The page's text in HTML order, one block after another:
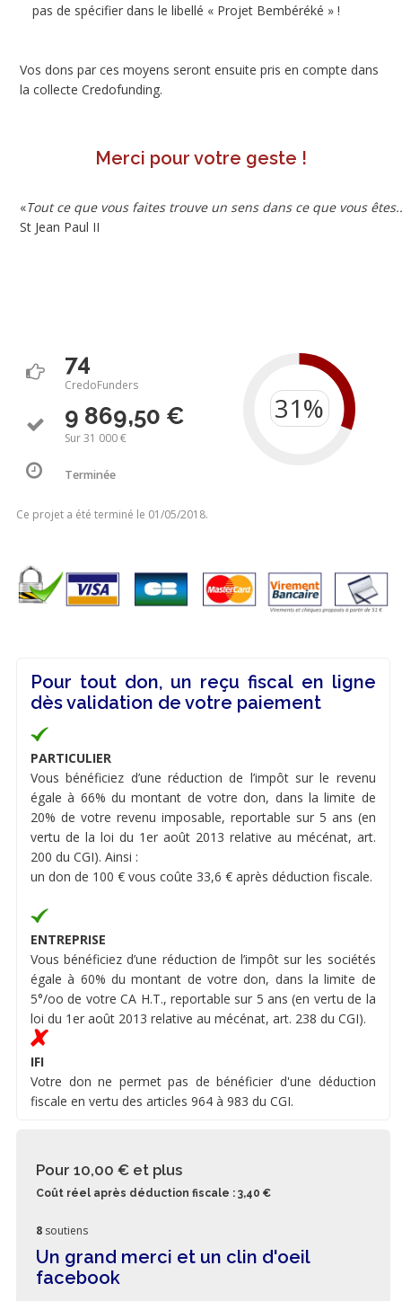
pas de spécifier dans le libellé « Projet Bembéréké » !
Vos dons par ces moyens seront ensuite pris en compte dans
la collecte Credofunding.
Merci pour votre geste !
«Tout ce que vous faites trouve un sens dans ce que vous
St Jean Paul II
74
CredoFunders
9 869,50 €
Sur 31 000 €
Terminée
Ce projet a été terminé le 01/05/2018.
Pour tout don, un reçu fiscal en ligne
dès validation de votre paiement
PARTICULIER
Vous bénéficiez d’une réduction de l’impôt sur le revenu
égale à 66% du montant de votre don, dans la limite de
20% de votre revenu imposable, reportable sur 5 ans (en
vertu de la loi du 1er août 2013 relative au mécénat, art.
200 du CGI). Ainsi :
un don de 100 € vous coûte 33,6 € après déduction fiscale.
ENTREPRISE
Vous bénéficiez d’une réduction de l’impôt sur les sociétés
égale à 60% du montant de votre don, dans la limite de
5°/oo de votre CA H.T., reportable sur 5 ans (en vertu de la
loi du 1er août 2013 relative au mécénat, art. 238 du CGI).
IFI
Votre don ne permet pas de bénéficier d'une déduction
fiscale en vertu des articles 964 à 983 du CGI.
Pour 10,00 € et plus
Coût réel après déduction fiscale : 3,40 €
8 soutiens
Un grand merci et un clin d'oeil
facebook